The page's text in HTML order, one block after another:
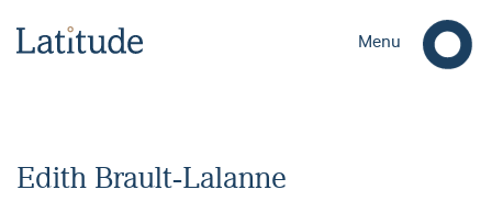
Menu
Edith Brault-Lalanne